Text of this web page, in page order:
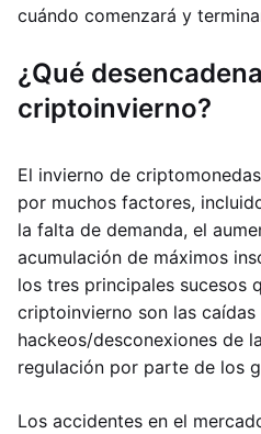
cuándo comenzará y
¿Qué
criptoinvierno?
El invierno de
por muchos factores,
la falta de demanda, el
acumulación de máximos
los tres principales sucesos
criptoinvierno son las
hackeos/desconexiones de
regulación por parte de los
Los accidentes en el